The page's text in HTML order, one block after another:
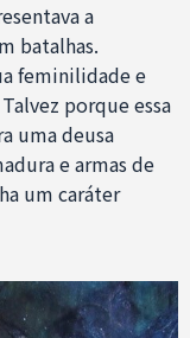
a
batalhas.
feminilidade e
porque essa
uma deusa
e armas de
um caráter